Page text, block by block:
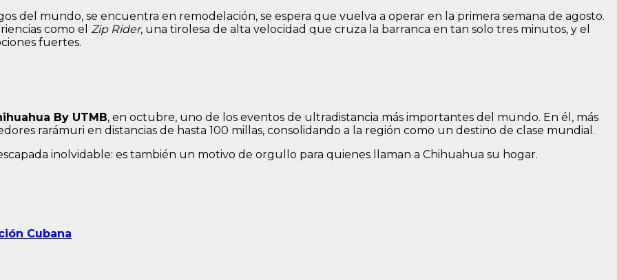
del mundo, se encuentra en remodelación, se espera que vuelva a operar en la primera semana de agosto.
como el Zip Rider, una tirolesa de alta velocidad que cruza la barranca en tan solo tres minutos, y el
fuertes.
By UTMB, en octubre, uno de los eventos de ultradistancia más importantes del mundo. En él, más
rarámuri en distancias de hasta 100 millas, consolidando a la región como un destino de clase mundial.
inolvidable: es también un motivo de orgullo para quienes llaman a Chihuahua su hogar.
Cubana